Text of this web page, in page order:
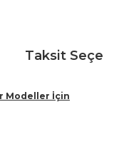
Taksit
Modeller İçin